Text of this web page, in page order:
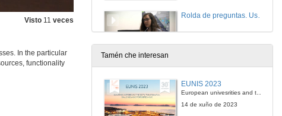
Visto 11 veces
In the particular
functionality
Extensión dun metamodelo de panel de control para presentar ao usuario final: datos de usuario para mellorar a personalización
Tamén che interesan
EUNIS 2023
European univesrities and the digital transformation: challenges and opportunities ahead
14 de xuño de 2023